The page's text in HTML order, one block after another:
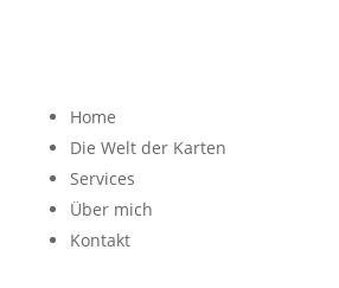
Home
Die Welt der Karten
Services
Über mich
Kontakt